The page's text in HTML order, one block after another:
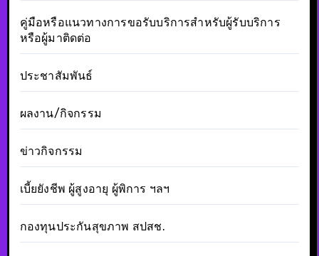
คู่มือหรือแนวทางการขอรับบริการสำหรับผู้รับบริการ
หรือผู้มาติดต่อ
ประชาสัมพันธ์
ผลงาน/กิจกรรม
ข่าวกิจกรรม
เบี้ยยังชีพ ผู้สูงอายุ ผู้พิการ ฯลฯ
กองทุนประกันสุขภาพ สปสช.